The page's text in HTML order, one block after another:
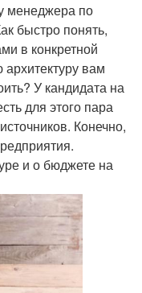
менеджера по
быстро понять,
в конкретной
вам
У кандидата на
для этого пара
Конечно,
и о бюджете на